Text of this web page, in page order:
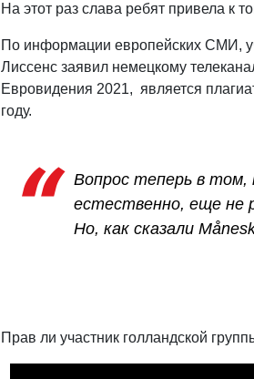
На этот раз слава ребят привела к
По информации европейских СМИ,
Лиссенс заявил немецкому
Евровидения 2021, является
году.
Вопрос теперь в
естественно, еще не
Но, как сказали
Прав ли участник голландской